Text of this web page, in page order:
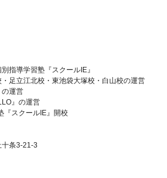
指導学習塾『スクールIE』
足立江北校・東池袋大塚校・白山校の運営
の運営
』の運営
スクールIE』開校
条3-21-3